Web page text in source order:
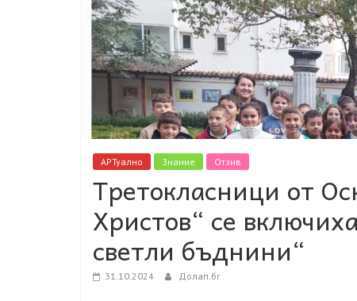
АРТуално Знание Отзив
Третокласници от
Христов“ се
светли бъднини“
31.10.2024 Долап.бг